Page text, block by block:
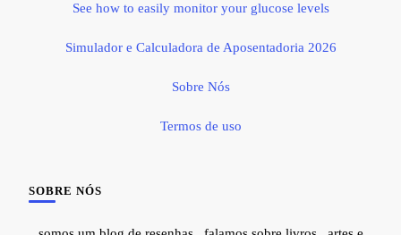
See how to easily monitor your glucose levels
Simulador e Calculadora de Aposentadoria 2026
Sobre Nós
Termos de uso
SOBRE NÓS